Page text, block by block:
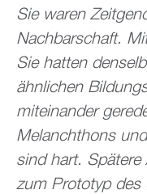
Sie waren
Nachbarschaft.
Sie hatten
ähnlichen
miteinander
Melanchthons
sind hart. Spätere
zum Prototyp des